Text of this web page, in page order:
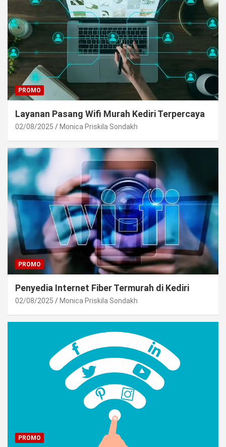
PROMO
Layanan Pasang Wifi Murah Kediri Terpercaya
02/08/2025 Monica Priskila Sondakh
PROMO
Penyedia Internet Fiber Termurah di Kediri
02/08/2025 Monica Priskila Sondakh
PROMO